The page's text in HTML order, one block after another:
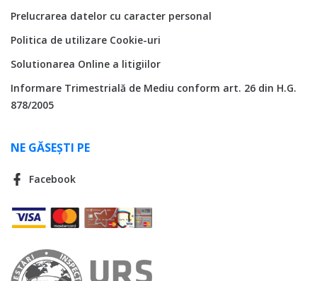
Prelucrarea datelor cu caracter personal
Politica de utilizare Cookie-uri
Solutionarea Online a litigiilor
Informare Trimestrială de Mediu conform art. 26 din H.G.
878/2005
NE GĂSEȘTI PE
Facebook